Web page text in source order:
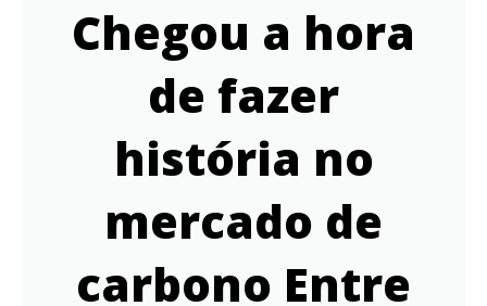
Chegou a hora
de fazer
história no
mercado de
carbono Entre